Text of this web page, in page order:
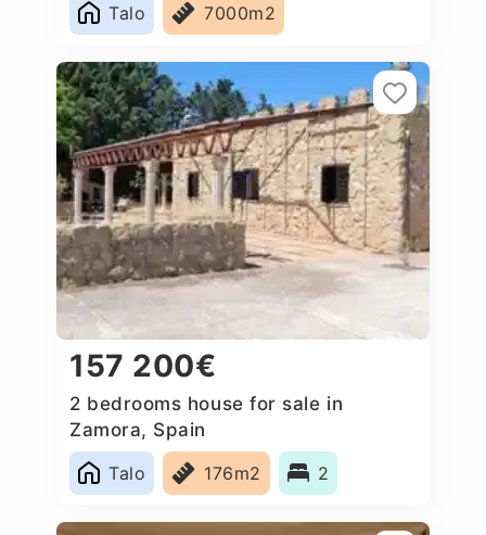
Talo 7000m2
157 200€
2 bedrooms house for sale in
Zamora, Spain
Talo
176m2 2